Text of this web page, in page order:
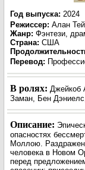
Год выпуска: 2024
Режиссер: Алан
Жанр: Фэнтези,
Страна: США
Перевод:
В ролях: Джейкоб
Заман, Бен
Описание:
опасностях
Моллою.
человека в Новом
перед